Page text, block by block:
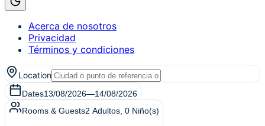
Acerca de nosotros
Privacidad
Términos y condiciones
Location
Dates13/08/2026—14/08/2026
Rooms & Guests2 Adultos 0 Niño(s)